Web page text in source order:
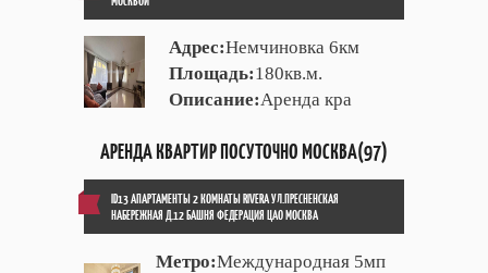
Адрес:Немчиновка 6км
Площадь:180кв.м.
Описание:Аренда кра
АРЕНДА КВАРТИР ПОСУТОЧНО МОСКВА(97)
ID13 АПАРТАМЕНТЫ 2 КОМНАТЫ RIVERA УЛ.ПРЕСНЕНСКАЯ
НАБЕРЕЖНАЯ Д.12 БАШНЯ ФЕДЕРАЦИЯ ЦАО МОСКВА
Метро:Международная 5мп